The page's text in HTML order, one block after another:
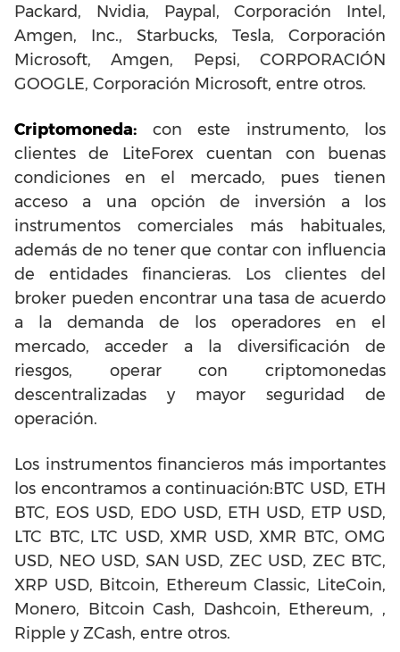
Packard, Nvidia, Paypal, Corporación Intel,
Amgen, Inc., Starbucks, Tesla, Corporación
Microsoft, Amgen, Pepsi,CORPORACIÓN
GOOGLE, Corporación Microsoft, entre otros.
Criptomoneda: con este instrumento, los
clientes de LiteForex cuentan con buenas
condiciones en el mercado, pues tienen
acceso a una opción de inversión a los
instrumentos comerciales más habituales,
además de no tener que contar con influencia
de entidades financieras. Los clientes del
broker pueden encontrar una tasa de acuerdo
a la demanda de los operadores en el
mercado, acceder a la diversificación de
riesgos, operar con criptomonedas
descentralizadas y mayor seguridad de
operación.
Los instrumentos financieros más importantes
los encontramos a continuación:BTC USD, ETH
BTC, EOS USD, EDO USD, ETH USD, ETP USD,
LTC BTC, LTC USD, XMR USD, XMR BTC, OMG
USD, NEO USD, SAN USD, ZEC USD, ZEC BTC,
XRP USD, Bitcoin, Ethereum Classic, LiteCoin,
Monero, Bitcoin Cash, Dashcoin, Ethereum, ,
Ripple y ZCash, entre otros.